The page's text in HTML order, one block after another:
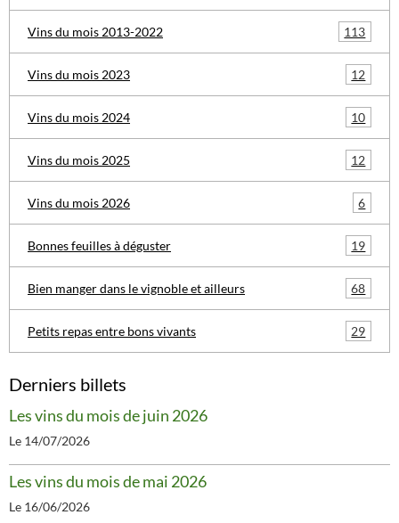
Vins du mois 2013-2022 113
Vins du mois 2023 12
Vins du mois 2024 10
Vins du mois 2025 12
Vins du mois 2026 6
Bonnes feuilles à déguster 19
Bien manger dans le vignoble et ailleurs 68
Petits repas entre bons vivants 29
Derniers billets
Les vins du mois de juin 2026
Le 14/07/2026
Les vins du mois de mai 2026
Le 16/06/2026